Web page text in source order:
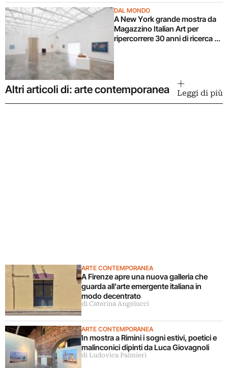
DAL MONDO
A New York grande mostra da
Magazzino Italian Art per
ripercorrere 30 anni di ricerca di
Altri articoli di: arte contemporanea Leggi di più
ARTE CONTEMPORANEA
A Firenze apre una nuova galleria che
guarda all’arte emergente italiana in
modo decentrato
di Caterina Angelucci
ARTE CONTEMPORANEA
In mostra a Rimini i sogni estivi, poetici e
malinconici dipinti da Luca Giovagnoli
di Ludovica Palmieri